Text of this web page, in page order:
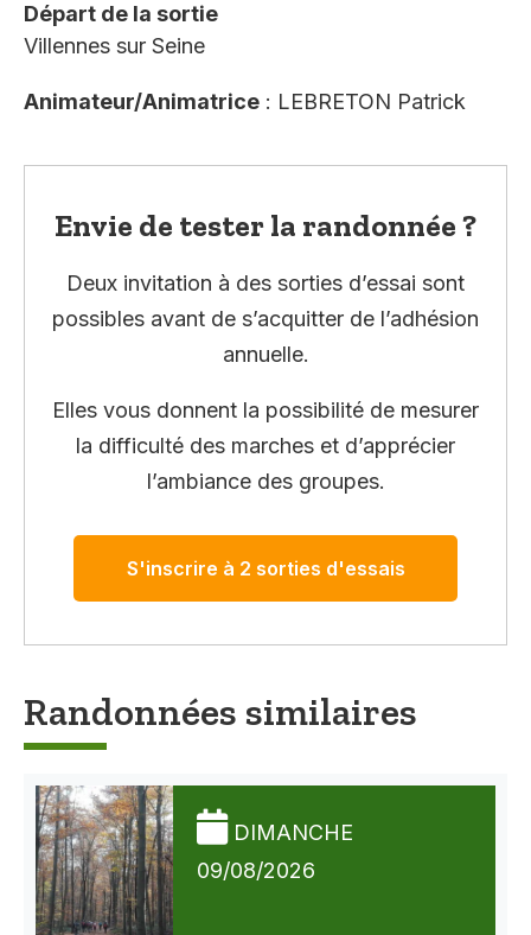
Départ de la sortie
Villennes sur Seine
Animateur/Animatrice : LEBRETON Patrick
Envie de tester la randonnée ?
Deux invitation à des sorties d’essai sont
possibles avant de s’acquitter de l’adhésion
annuelle.
Elles vous donnent la possibilité de mesurer
la difficulté des marches et d’apprécier
l’ambiance des groupes.
S'inscrire à 2 sorties d'essais
Randonnées similaires
DIMANCHE
09/08/2026